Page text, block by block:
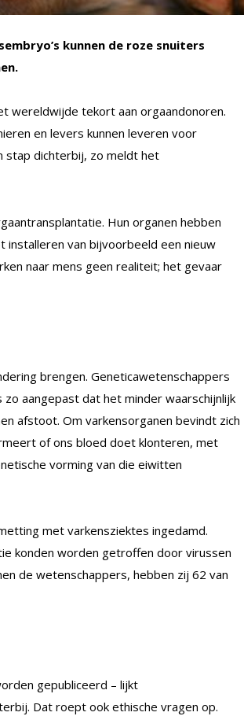
kunnen de roze snuiters
wereldwijde tekort aan orgaandonoren.
en levers kunnen leveren voor
stap dichterbij, zo meldt het
Hun organen hebben
van bijvoorbeeld een nieuw
naar mens geen realiteit; het gevaar
brengen. Geneticawetenschappers
aangepast dat het minder waarschijnlijk
afstoot. Om varkensorganen bevindt zich
of ons bloed doet klonteren, met
vorming van die eiwitten
met varkensziektes ingedamd.
konden worden getroffen door virussen
de wetenschappers, hebben zij 62 van
gepubliceerd – lijkt
Dat roept ook ethische vragen op.